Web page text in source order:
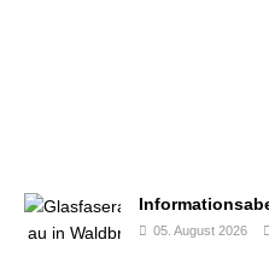
05. August 2026